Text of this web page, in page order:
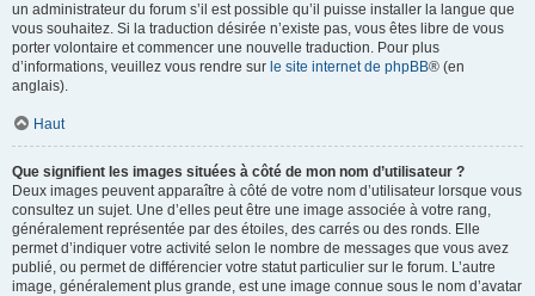
un administrateur du forum s’il est possible qu’il puisse installer la langue que
vous souhaitez. Si la traduction désirée n’existe pas, vous êtes libre de vous
porter volontaire et commencer une nouvelle traduction. Pour plus
d’informations, veuillez vous rendre sur le site internet de phpBB® (en
anglais).
Haut
Que signifient les images situées à côté de mon nom d’utilisateur ?
Deux images peuvent apparaître à côté de votre nom d’utilisateur lorsque vous
consultez un sujet. Une d’elles peut être une image associée à votre rang,
généralement représentée par des étoiles, des carrés ou des ronds. Elle
permet d’indiquer votre activité selon le nombre de messages que vous avez
publié, ou permet de différencier votre statut particulier sur le forum. L’autre
image, généralement plus grande, est une image connue sous le nom d’avatar